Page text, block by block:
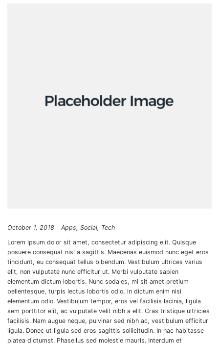
October 1, 2018 Apps Social Tech
Lorem ipsum dolor sit amet, consectetur adipiscing elit. Quisque
posuere consequat nisl a sagittis. Maecenas euismod nunc eget eros
tincidunt, eu consequat tellus bibendum. Vestibulum ultrices varius
elit, non vulputate nunc efficitur ut. Morbi vulputate sapien
elementum dictum lobortis. Nunc sodales, mi sit amet pretium
pellentesque, turpis lectus lobortis odio, in dictum enim nisi
elementum odio. Vestibulum tempor, eros vel facilisis lacinia, ligula
sem porttitor elit, ac vulputate velit nibh a elit. Cras tristique ultricies
facilisis. Nam augue neque, pulvinar sed nibh ac, vestibulum efficitur
ligula. Donec ut ligula sed eros sagittis sollicitudin. In hac habitasse
platea dictumst. Phasellus sed molestie mauris. Interdum et